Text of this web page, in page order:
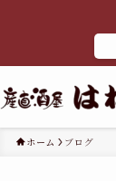
ホーム ブログ